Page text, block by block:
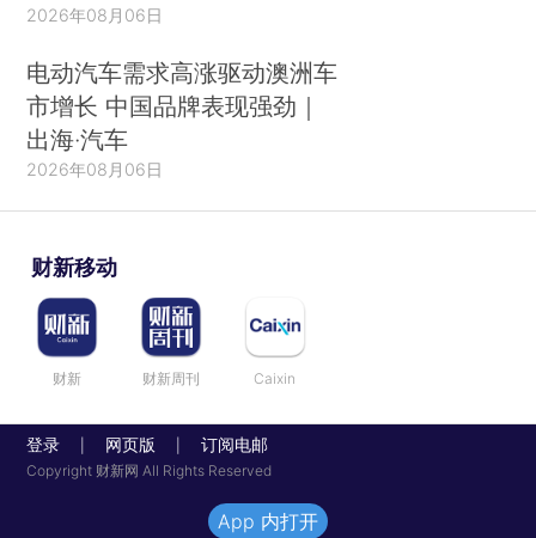
2026年08月06日
电动汽车需求高涨驱动澳洲车
市增长 中国品牌表现强劲｜
出海·汽车
2026年08月06日
财新移动
财新 财新周刊 Caixin
登录 网页版 订阅电邮
Copyright 财新网 All Rights Reserved
App 内打开